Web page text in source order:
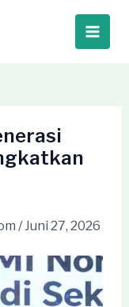
Main
/Juni 27, 2026